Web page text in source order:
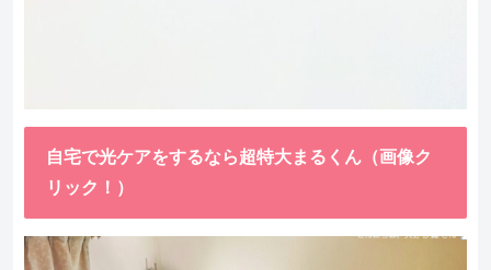
自宅で光ケアをするなら超特大まるくん（画像ク
リック！）